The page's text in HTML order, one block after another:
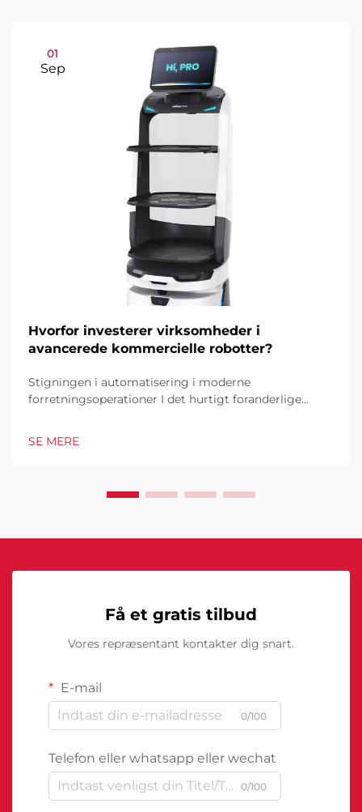
01
Sep
Hvorfor investerer virksomheder i
avancerede kommercielle robotter?
Stigningen i automatisering i moderne
forretningsoperationer I det hurtigt foranderlige
excellence. Disse sofistikerede maskiner
SE MERE
Få et gratis tilbud
Vores repræsentant kontakter dig snart.
E-mail
0/100
Telefon eller whatsapp eller wechat
0/100